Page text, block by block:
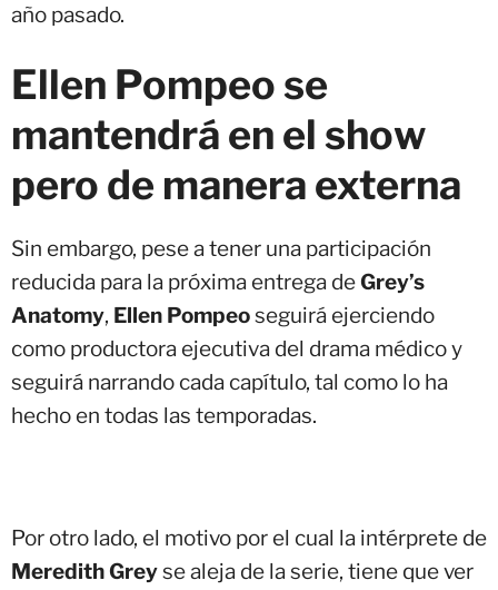
año pasado.
Ellen Pompeo se
mantendrá en el show
pero de manera externa
Sin embargo, pese a tener una participación
reducida para la próxima entrega deGrey’s
Anatomy, Ellen Pompeoseguirá ejerciendo
como productora ejecutiva del drama médico y
seguirá narrando cada capítulo, tal como lo ha
hecho en todas las temporadas.
Por otro lado, el motivo por el cual la intérprete de
Meredith Greyse aleja de la serie, tiene que ver